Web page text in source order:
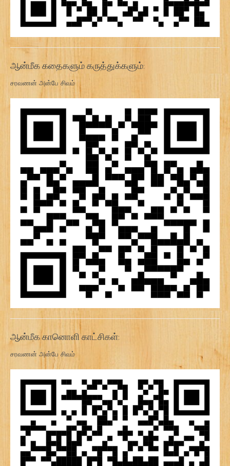
ஆன்மீக கதைகளும் கருத்துக்களும்:
சரவணன் அன்பே சிவம்
ஆன்மீக கானொளி காட்சிகள்:
சரவணன் அன்பே சிவம்